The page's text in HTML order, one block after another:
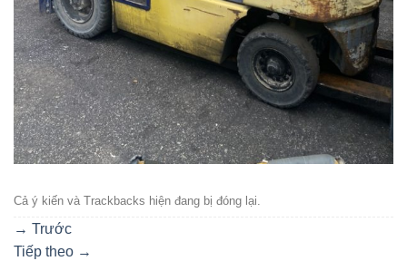
Cả ý kiến ​​và Trackbacks hiện đang bị đóng lại.
→ Trước
Tiếp theo →